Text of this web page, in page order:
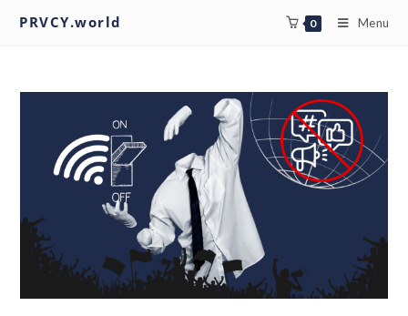
PRVCY.world 0 Menu